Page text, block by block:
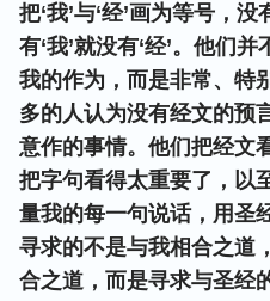
把‘我’与‘经’画为等号，没
有‘我’就没有‘经’。他们
我的作为，而是非常、特
多的人认为没有经文的预
意作的事情。他们把经文
把字句看得太重要了，以
量我的每一句说话，用圣
寻求的不是与我相合之道
合之道，而是寻求与圣经